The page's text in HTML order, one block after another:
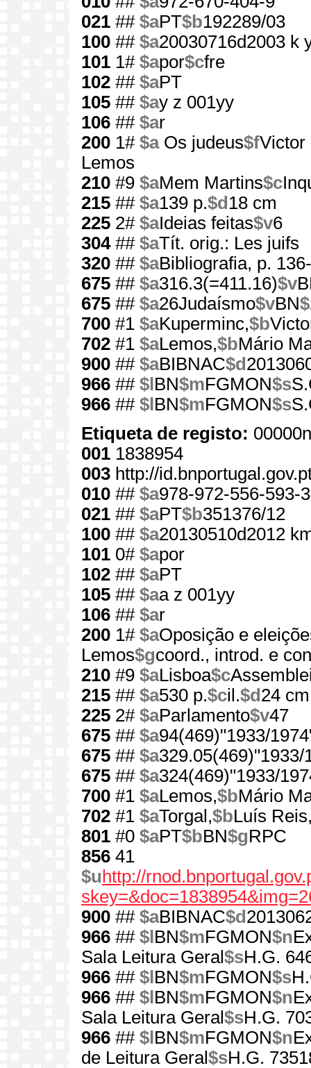
021 ## $aPT$b192289/03
100 ## $a20030716d2003 k
101 1# $apor$cfre
102 ## $aPT
105 ## $ay z 001yy
106 ## $ar
200 1# $aOs judeus$fVictor
Lemos
210 #9 $aMem Martins$c
215 ## $a139 p.$d 18 cm
225 2# $aIdeias feitas$v6
304## $aTít. orig.: Les juifs
320 ## $aBibliografia, p.
675 ## $a316.3(=411.16)$v
675 ## $a26Judaísmo$vBN
700 #1 $aKuperminc,$b
702 #1 $aLemos,$bMário
900 ## $aBIBNAC$d
966 ## $l BN$mFGMON$s
966 ## $l BN$mFGMON$s
Etiqueta de registo:
001 1838954
003 http://
010 ## $a978-972-556-593-3
021 ## $aPT$b351376/12
100 ## $a20130510d2012
101 0# $apor
102 ## $aPT
105 ## $aa z 001yy
106 ## $ar
200 1# $aOposição e
Lemos$gcoord., introd. e
210 #9 $aLisboa$c
215 ## $a530 p.$cil.$d 24 cm
225 2# $aParlamento$v47
675 ## $a94(469)"1933/
675 ## $a329.05(469)"1933/
675 ## $a324(469)"1933/
700 #1 $aLemos,$bMário
702 #1 $aTorgal,$bLuís
801 #0 $aPT$bBN$gRPC
856 41
$u http://
900 ## $aBIBNAC$d
966 ## $l BN$mFGMON$n
Sala Leitura Geral$sH.G.
966 ## $l BN$mFGMON$s
966 ## $l BN$mFGMON$n
Sala Leitura Geral$sH.G.
966 ## $l BN$mFGMON$n
de Leitura Geral$sH.G.